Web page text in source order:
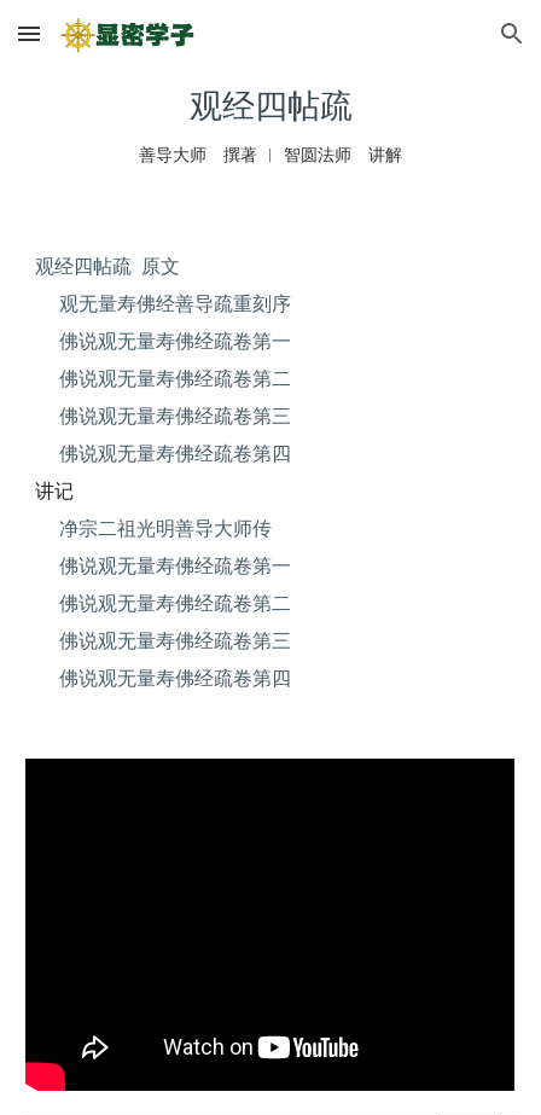
Skip to main content Skip to navigation
观经四帖疏
善导大师 撰著 ︱ 智圆法师 讲解
观经四帖疏 原文
观无量寿佛经善导疏重刻序
佛说观无量寿佛经疏卷第一
佛说观无量寿佛经疏卷第二
佛说观无量寿佛经疏卷第三
佛说观无量寿佛经疏卷第四
讲记
净宗二祖光明善导大师传
佛说观无量寿佛经疏卷第一
佛说观无量寿佛经疏卷第二
佛说观无量寿佛经疏卷第三
佛说观无量寿佛经疏卷第四